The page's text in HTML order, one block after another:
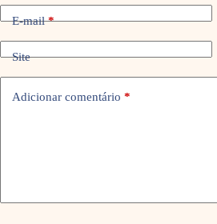
E-mail*
Site
Adicionar comentário *